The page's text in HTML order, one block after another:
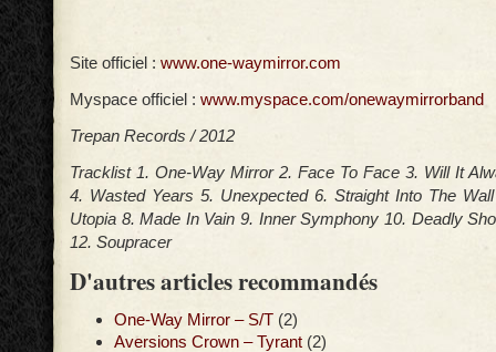
Site officiel : www.one-waymirror.com
Myspace officiel : www.myspace.com/onewaymirrorband
Trepan Records / 2012
Tracklist 1. One-Way Mirror 2. Face To Face 3. Will It
4. Wasted Years 5. Unexpected 6. Straight Into The
Utopia 8. Made In Vain 9. Inner Symphony 10. Deadly
12. Soupracer
D'autres articles recommandés
One-Way Mirror – S/T (2)
Aversions Crown – Tyrant (2)